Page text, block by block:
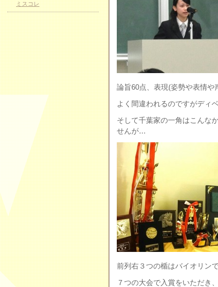
論旨60点、表現(姿勢や表情
よく間違われるのですがディ
そして千葉家の一角はこんな
せんが…
前列右３つの楯はバイオリン
７つの大会で入賞をいただき
ミスコレ